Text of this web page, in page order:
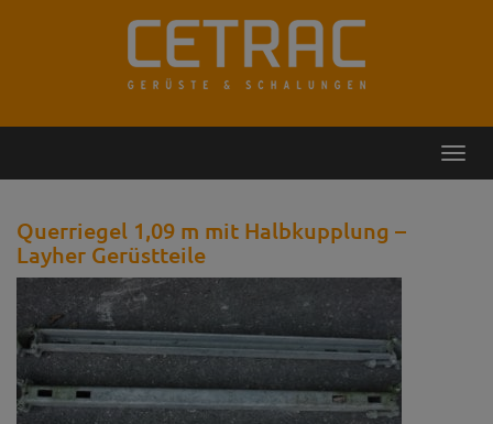
Querriegel 1,09 m mit Halbkupplung –
Layher Gerüstteile